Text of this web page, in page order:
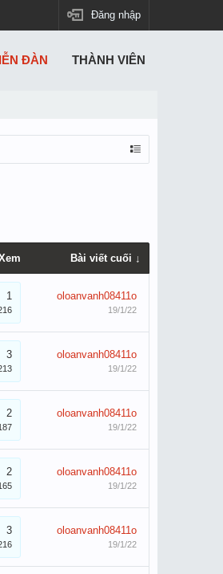
Đăng nhập
Bài viết cuối ↓
1 oloanvanh08411o
19/1/22
3 oloanvanh08411o
19/1/22
2 oloanvanh08411o
19/1/22
2 oloanvanh08411o
19/1/22
3 oloanvanh08411o
19/1/22
ĐÀN THÀNH VIÊN